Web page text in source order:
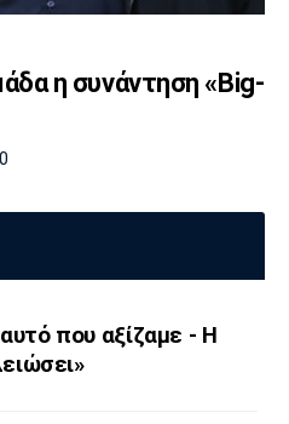
η συνάντηση «Big-
που αξίζαμε - Η